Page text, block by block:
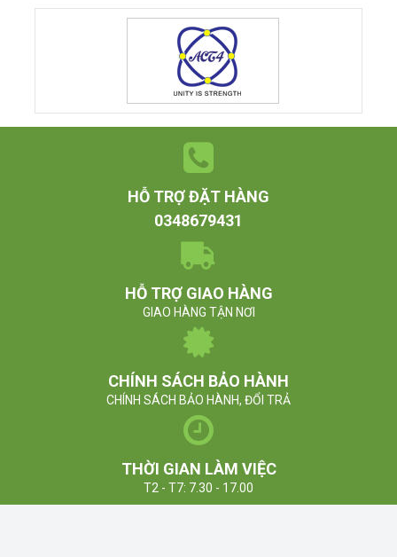
HỖ TRỢ ĐẶT HÀNG
0348679431
HỖ TRỢ GIAO HÀNG
GIAO HÀNG TẬN NƠI
CHÍNH SÁCH BẢO HÀNH
CHÍNH SÁCH BẢO HÀNH, ĐỔI TRẢ
THỜI GIAN LÀM VIỆC
T2 - T7: 7.30 - 17.00